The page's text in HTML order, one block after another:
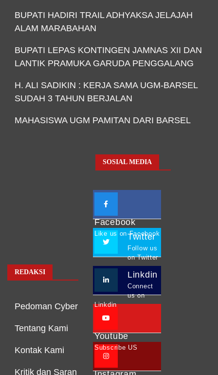
BUPATI HADIRI TRAIL ADHYAKSA JELAJAH
ALAM MARABAHAN
BUPATI LEPAS KONTINGEN JAMNAS XII DAN
LANTIK PRAMUKA GARUDA PENGGALANG
H. ALI SADIKIN : KERJA SAMA UGM-BARSEL
SUDAH 3 TAHUN BERJALAN
MAHASISWA UGM PAMITAN DARI BARSEL
REDAKSI
Pedoman Cyber
Tentang Kami
Kontak Kami
Kritik dan Saran
SOSIAL MEDIA
Facebook
Like us on Facebook
Twitter
Follow us
on Twitter
Linkdin
Connect
us on
Linkdin
Youtube
Subscribe US